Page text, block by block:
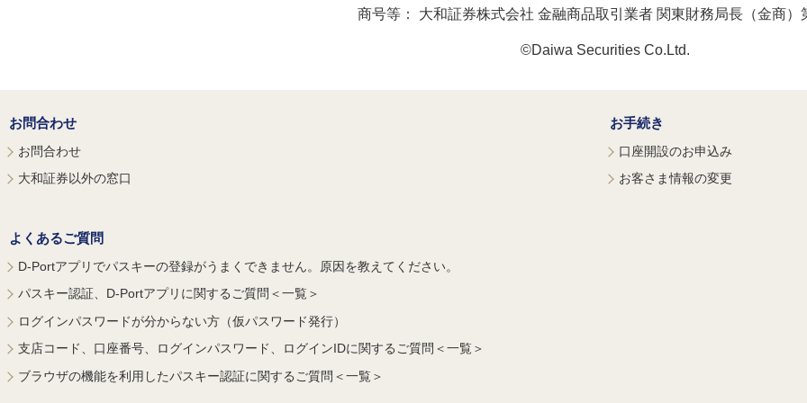
商号等： 大和証券株式会社 金融商品取引業者 関東財務局長（金商）
©Daiwa Securities Co.Ltd.
お問合わせ
お問合わせ
大和証券以外の窓口
お手続き
口座開設のお申込み
お客さま情報の変更
よくあるご質問
D-Portアプリでパスキーの登録がうまくできません。原因を教えてください。
パスキー認証、D-Portアプリに関するご質問＜一覧＞
ログインパスワードが分からない方（仮パスワード発行）
支店コード、口座番号、ログインパスワード、ログインIDに関するご質問＜一覧＞
ブラウザの機能を利用したパスキー認証に関するご質問＜一覧＞